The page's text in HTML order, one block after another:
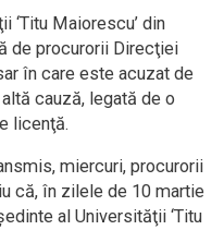
‘Titu Maiorescu’ din
de procurorii Direcţiei
în care este acuzat de
cauză, legată de o
licenţă.
miercuri, procurorii
că, în zilele de 10 martie
al Universităţii ‘Titu